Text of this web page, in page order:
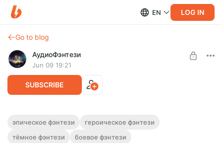
EN LOG IN
Go to blog
АудиоФэнтези
Jun 09 19:21
SUBSCRIBE
Аудиокнига фэнтези "Птица судьбы" | 2
книги
Level required:
эпическое фэнтези
героическое фэнтези
тёмное фэнтези
боевое фэнтези